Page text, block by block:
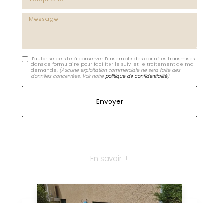
Message
J'autorise ce site à conserver l'ensemble des données transmises
dans ce formulaire pour faciliter le suivi et le traitement de ma
demande. (Aucune exploitation commerciale ne sera faite des
données concervées. Voir notrepolitique de confidentialité)
En savoir +